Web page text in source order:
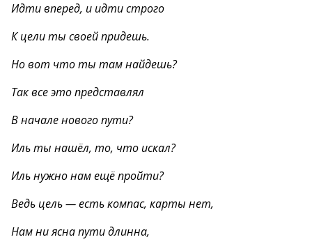
Идти вперед, и идти строго
К цели ты своей придешь.
Но вот что ты там найдешь?
Так все это представлял
В начале нового пути?
Иль ты нашёл, то, что искал?
Иль нужно нам ещё пройти?
Ведь цель — есть компас, карты нет,
Нам ни ясна пути длинна,